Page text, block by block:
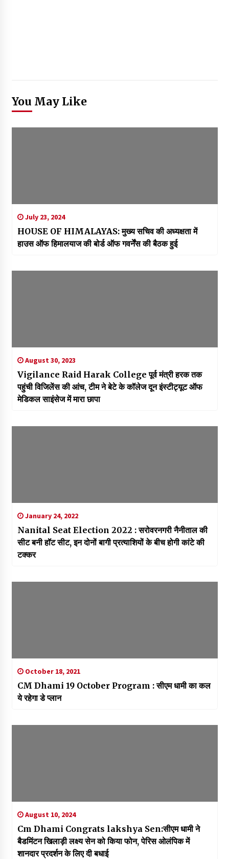
You May Like
July 23, 2024
HOUSE OF HIMALAYAS: मुख्य सचिव की अध्यक्षता में
हाउस ऑफ हिमालयाज की बोर्ड ऑफ गवर्नेंस की बैठक हुई
August 30, 2023
Vigilance Raid Harak College पूर्व मंत्री हरक तक
पहुंची विजिलेंस की आंच, टीम ने बेटे के कॉलेज दून इंस्टीट्यूट ऑफ
मेडिकल साइंसेज में मारा छापा
January 24, 2022
Nanital Seat Election 2022 : सरोवरनगरी नैनीताल की
सीट बनी हॉट सीट, इन दोनों बागी प्रत्याशियों के बीच होगी कांटे की
टक्कर
October 18, 2021
CM Dhami 19 October Program : सीएम धामी का कल
ये रहेगा डे प्लान
August 10, 2024
Cm Dhami Congrats lakshya Sen:सीएम धामी ने
बैडमिंटन खिलाड़ी लक्ष्य सेन को किया फोन, पेरिस ओलंपिक में
शानदार प्रदर्शन के लिए दी बधाई